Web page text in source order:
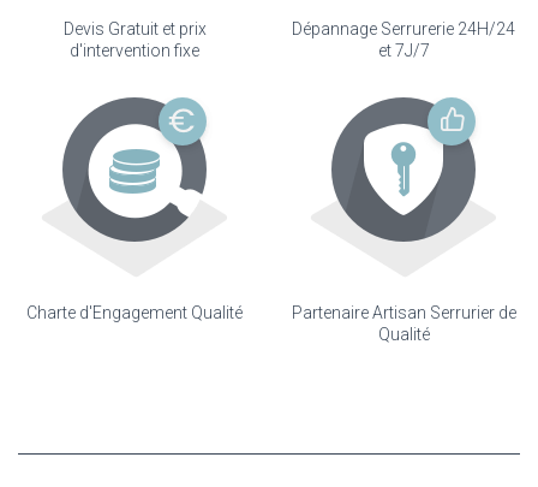
Devis Gratuit et prix
d'intervention fixe
Dépannage Serrurerie 24H/24
et 7J/7
Charte d'Engagement Qualité
Partenaire Artisan Serrurier de
Qualité